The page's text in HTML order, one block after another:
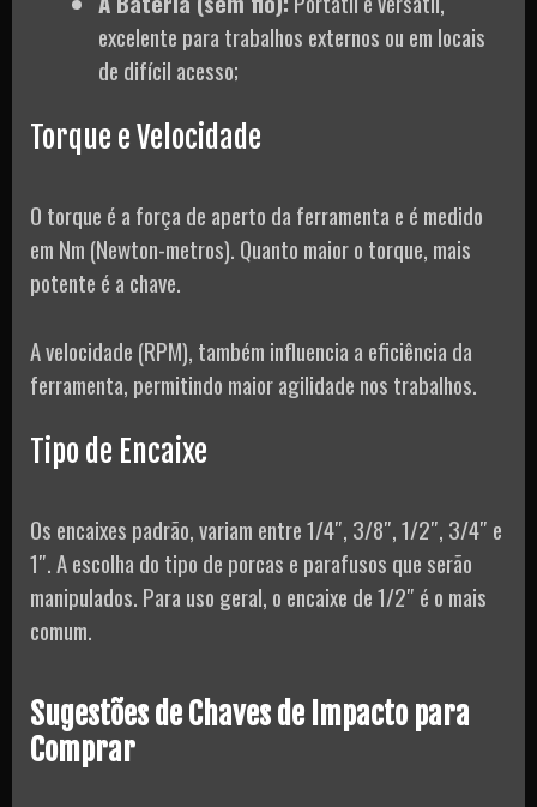
excelente para trabalhos externos ou em locais
de difícil acesso;
Torque e Velocidade
O torque é a força de aperto da ferramenta e é medido
em Nm (Newton-metros). Quanto maior o torque, mais
potente é a chave.
A velocidade (RPM), também influencia a eficiência da
ferramenta, permitindo maior agilidade nos trabalhos.
Tipo de Encaixe
Os encaixes padrão, variam entre 1/4″, 3/8″, 1/2″, 3/4″ e
1″. A escolha do tipo de porcas e parafusos que serão
manipulados. Para uso geral, o encaixe de 1/2″ é o mais
comum.
Sugestões de Chaves de Impacto para
Comprar